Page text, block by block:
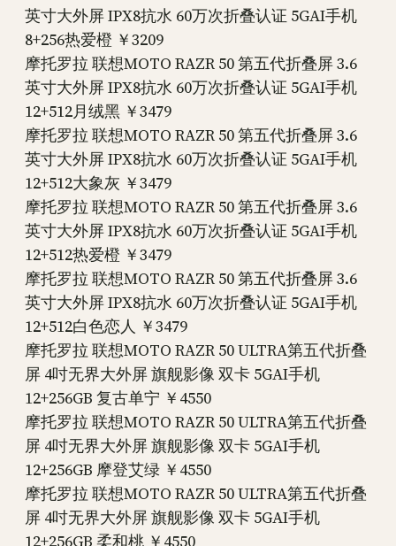
英寸大外屏 IPX8抗水 60万次折叠认证 5GAI手机
8+256热爱橙 ￥3209
摩托罗拉 联想MOTO RAZR 50 第五代折叠屏 3.6
英寸大外屏 IPX8抗水 60万次折叠认证 5GAI手机
12+512月绒黑 ￥3479
摩托罗拉 联想MOTO RAZR 50 第五代折叠屏 3.6
英寸大外屏 IPX8抗水 60万次折叠认证 5GAI手机
12+512大象灰 ￥3479
摩托罗拉 联想MOTO RAZR 50 第五代折叠屏 3.6
英寸大外屏 IPX8抗水 60万次折叠认证 5GAI手机
12+512热爱橙 ￥3479
摩托罗拉 联想MOTO RAZR 50 第五代折叠屏 3.6
英寸大外屏 IPX8抗水 60万次折叠认证 5GAI手机
12+512白色恋人 ￥3479
摩托罗拉 联想MOTO RAZR 50 ULTRA第五代折叠
屏 4吋无界大外屏 旗舰影像 双卡 5GAI手机
12+256GB 复古单宁 ￥4550
摩托罗拉 联想MOTO RAZR 50 ULTRA第五代折叠
屏 4吋无界大外屏 旗舰影像 双卡 5GAI手机
12+256GB 摩登艾绿 ￥4550
摩托罗拉 联想MOTO RAZR 50 ULTRA第五代折叠
屏 4吋无界大外屏 旗舰影像 双卡 5GAI手机
12+256GB 柔和桃 ￥4550